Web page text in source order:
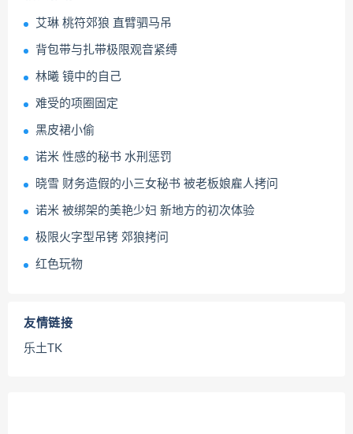
艾琳 桃符郊狼 直臂驷马吊
背包带与扎带极限观音紧缚
林曦 镜中的自己
难受的项圈固定
黑皮裙小偷
诺米 性感的秘书 水刑惩罚
晓雪 财务造假的小三女秘书 被老板娘雇人拷问
诺米 被绑架的美艳少妇 新地方的初次体验
极限火字型吊铐 郊狼拷问
红色玩物
友情链接
乐土TK